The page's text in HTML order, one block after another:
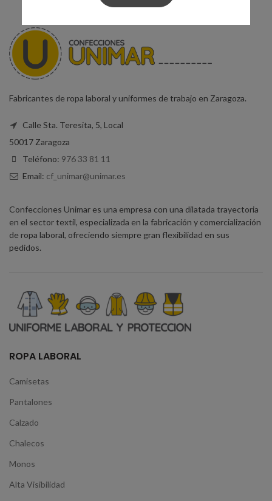
Fabricantes de ropa laboral y uniformes de trabajo en Zaragoza.
Calle Sta. Teresita, 5, Local
50017 Zaragoza
Teléfono: 976 33 81 11
Email: cf_unimar@unimar.es
Confecciones Unimar es una empresa con una dilatada trayectoria
en el sector textil, especializada en la fabricación y comercialización
de ropa laboral, ofreciendo siempre gran flexibilidad en sus
pedidos.
ROPA LABORAL
Camisetas
Pantalones
Calzado
Chalecos
Monos
Alta Visibilidad